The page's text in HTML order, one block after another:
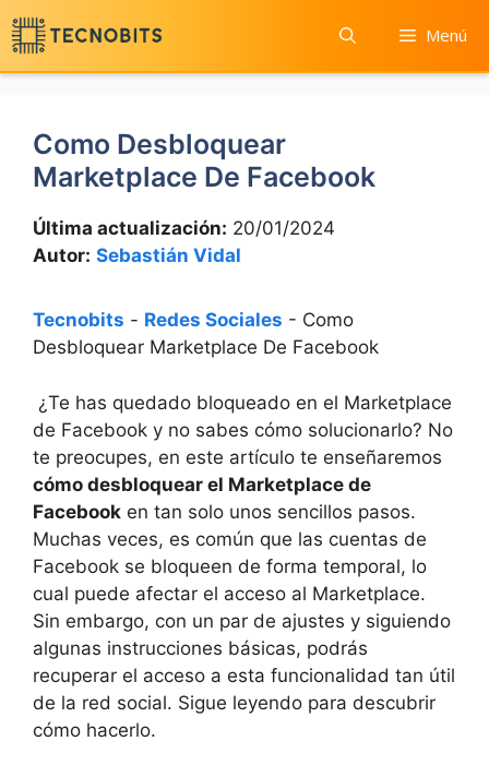
Saltar
al
contenido
Menú
Como Desbloquear
Marketplace De Facebook
Última actualización: 20/01/2024
Autor: Sebastián Vidal
Tecnobits - Redes Sociales - Como
Desbloquear Marketplace De Facebook
‍ ¿Te‌ has quedado bloqueado‌ en el Marketplace
de Facebook‍ y no sabes ⁢cómo solucionarlo? No
te preocupes,‍ en este artículo te enseñaremos
cómo desbloquear​ el Marketplace de
Facebook en tan solo unos⁣ sencillos pasos.
Muchas veces, es común que las cuentas de ​
Facebook se ⁤bloqueen⁤ de forma temporal, lo
cual puede afectar ​el acceso al Marketplace.
Sin ‍embargo, con un‍ par de ⁢ajustes y siguiendo
algunas instrucciones básicas, ⁢podrás
recuperar el⁢ acceso ‌a ⁤esta ⁣funcionalidad tan útil​
de ‍la red social. ⁣Sigue ⁢leyendo⁢ para descubrir
cómo hacerlo.